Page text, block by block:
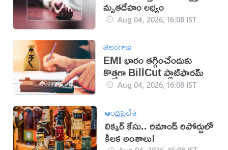
మృతదేహం లభ్యం
Aug 04, 2026, 16:08 IST
తెలంగాణ
EMI భారం తగ్గించేందుకు
కొత్తగా BillCut ప్లాట్‌ఫారమ్
Aug 04, 2026, 16:08 IST
ఆంధ్రప్రదేశ్
లిక్కర్ కేసు.. రిమాండ్​ రిపోర్టులో
కీలక అంశాలు!